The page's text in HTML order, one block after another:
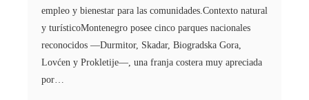
empleo y bienestar para las comunidades.Contexto natural
y turísticoMontenegro posee cinco parques nacionales
reconocidos —Durmitor, Skadar, Biogradska Gora,
Lovćen y Prokletije—, una franja costera muy apreciada
por…